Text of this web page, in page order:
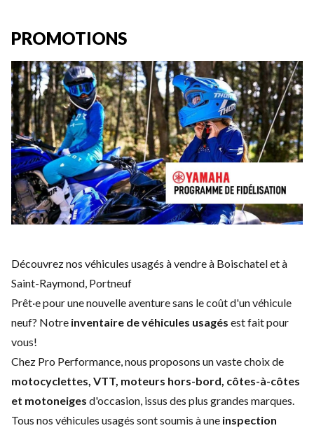
PROMOTIONS
Découvrez nos véhicules usagés à vendre à Boischatel et à
Saint-Raymond, Portneuf
Prêt·e pour une nouvelle aventure sans le coût d'unvéhicule
neuf? Notre inventaire de véhicules usagés est fait pour
vous!
Chez Pro Performance, nous proposons un vaste choix de
motocyclettes, VTT, moteurs hors-bord, côtes-à-côtes
et motoneiges d'occasion, issus des plus grandes marques.
Tous nos véhicules usagés sont soumis à une inspection